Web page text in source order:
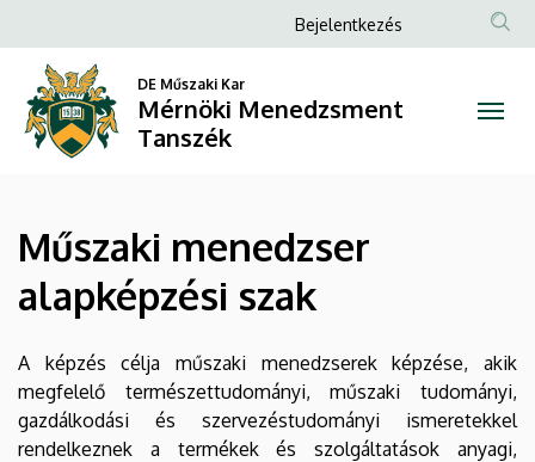
menedzser
alapképzési
szak
Mérnöki
Menedzsment
Tanszék
a
tartalomra
Anonim
fiók
menüje
Bejelentkezés
DE Műszaki Kar
Mérnöki Menedzsment
Tanszék
Műszaki menedzser
alapképzési szak
A képzés célja műszaki menedzserek képzése, akik
megfelelő természettudományi, műszaki tudományi,
gazdálkodási és szervezéstudományi ismeretekkel
rendelkeznek a termékek és szolgáltatások anyagi,